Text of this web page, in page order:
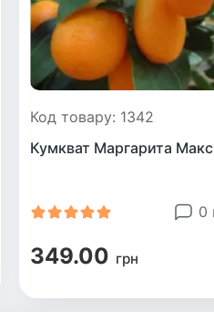
Код товару: 1342
Кумкват Маргарита
0
349.00 грн